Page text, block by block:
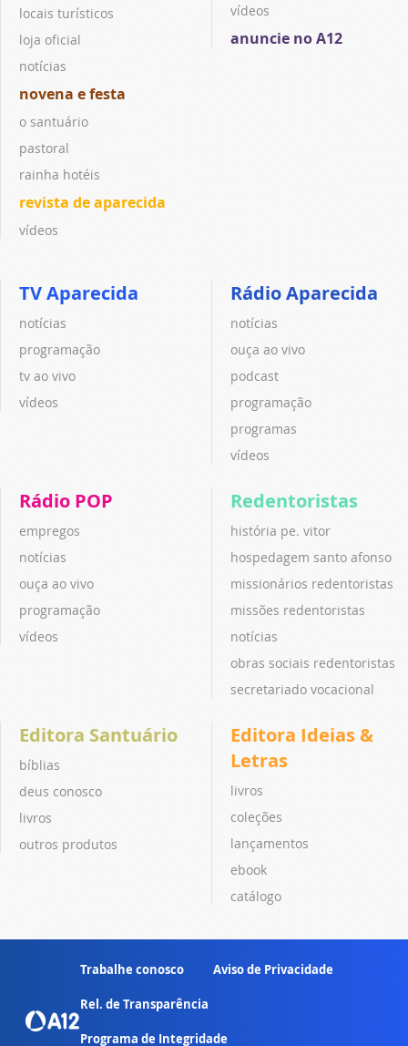
locais turísticos
loja oficial
notícias
novena e festa
o santuário
pastoral
rainha hotéis
revista de aparecida
vídeos
vídeos
anuncie no A12
TV Aparecida
notícias
programação
tv ao vivo
vídeos
Rádio Aparecida
notícias
ouça ao vivo
podcast
programação
programas
vídeos
Rádio POP
empregos
notícias
ouça ao vivo
programação
vídeos
Redentoristas
história pe. vitor
hospedagem santo afonso
missionários redentoristas
missões redentoristas
notícias
obras sociais redentoristas
secretariado vocacional
Editora Santuário
bíblias
deus conosco
livros
outros produtos
Editora Ideias &
Letras
livros
coleções
lançamentos
ebook
catálogo
Trabalhe conosco Aviso de Privacidade
Rel. de Transparência
Programa de Integridade